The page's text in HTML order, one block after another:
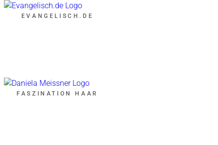
EVANGELISCH.DE
FASZINATION HAAR